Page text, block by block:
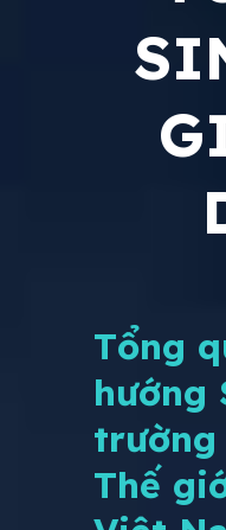
Tổng
hướng
trường
Thế